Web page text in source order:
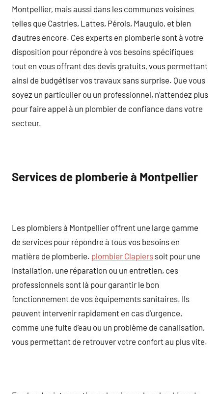
Montpellier, mais aussi dans les communes voisines
telles que Castries, Lattes, Pérols, Mauguio, et bien
d’autres encore. Ces experts en plomberie sont à votre
disposition pour répondre à vos besoins spécifiques
tout en vous offrant des devis gratuits, vous permettant
ainsi de budgétiser vos travaux sans surprise. Que vous
soyez un particulier ou un professionnel, n’attendez plus
pour faire appel à un plombier de confiance dans votre
secteur.
Services de plomberie à Montpellier
Les plombiers à Montpellier offrent une large gamme
de services pour répondre à tous vos besoins en
matière de plomberie. plombier Clapiers soit pour une
installation, une réparation ou un entretien, ces
professionnels sont là pour garantir le bon
fonctionnement de vos équipements sanitaires. Ils
peuvent intervenir rapidement en cas d’urgence,
comme une fuite d’eau ou un problème de canalisation,
vous permettant de retrouver votre confort au plus vite.